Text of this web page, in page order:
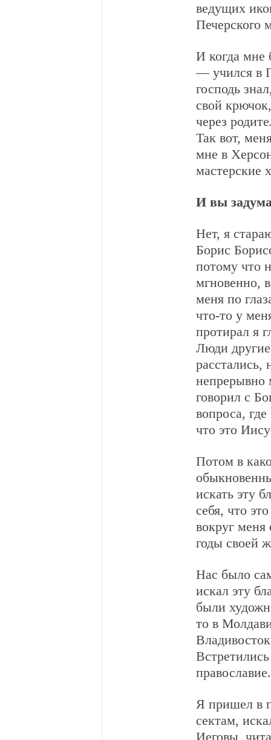
ведущих
Печерского
И когда
— учился в
господь
свой
через
Так вот,
мне в
мастерские
И вы
Нет, я
Борис
потому что
мгновенно,
меня по
что-то у
протирал я
Люди
расстались,
непрерывно
говорил с
вопроса,
что это
Потом в
искать эту
себя, что
вокруг меня
годы своей
Нас было
искал эту
были
то в
православие.
Я пришел в
сектам,
Иеговы,